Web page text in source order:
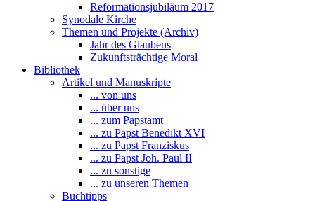
Reformationsjubiläum 2017
Synodale Kirche
Themen und Projekte (Archiv)
Jahr des Glaubens
Zukunftsträchtige Moral
Bibliothek
Artikel und Manuskripte
... von uns
... über uns
... zum Papstamt
... zu Papst Benedikt XVI
... zu Papst Franziskus
... zu Papst Joh. Paul II
... zu sonstige
... zu unseren Themen
Buchtipps